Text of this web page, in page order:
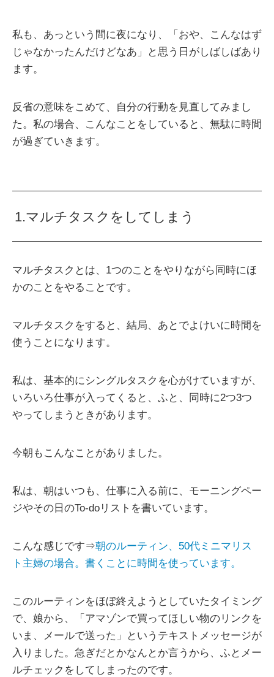
私も、あっという間に夜になり、「おや、こんなはず
じゃなかったんだけどなあ」と思う日がしばしばあり
ます。
反省の意味をこめて、自分の行動を見直してみまし
た。私の場合、こんなことをしていると、無駄に時間
が過ぎていきます。
1.マルチタスクをしてしまう
マルチタスクとは、1つのことをやりながら同時にほ
かのことをやることです。
マルチタスクをすると、結局、あとでよけいに時間を
使うことになります。
私は、基本的にシングルタスクを心がけていますが、
いろいろ仕事が入ってくると、ふと、同時に2つ3つ
やってしまうときがあります。
今朝もこんなことがありました。
私は、朝はいつも、仕事に入る前に、モーニングペー
ジやその日のTo-doリストを書いています。
こんな感じです⇒朝のルーティン、50代ミニマリス
ト主婦の場合。書くことに時間を使っています。
このルーティンをほぼ終えようとしていたタイミング
で、娘から、「アマゾンで買ってほしい物のリンクを
いま、メールで送った」というテキストメッセージが
入りました。急ぎだとかなんとか言うから、ふとメー
ルチェックをしてしまったのです。